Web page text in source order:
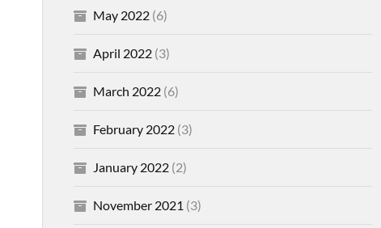
May 2022(6)
April 2022(3)
March 2022(6)
February 2022(3)
January 2022(2)
November 2021 (3)